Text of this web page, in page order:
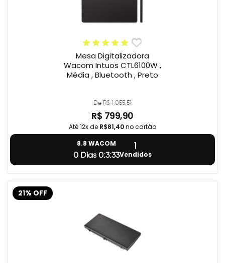
Mesa Digitalizadora
Wacom Intuos CTL6100W ,
Média , Bluetooth , Preto
De R$ 1.055,51
R$ 799,90
Até 12x de R$81,40no cartão
8.8 WACOM
0 Dias 0:3:32
1
Vendidos
21% OFF